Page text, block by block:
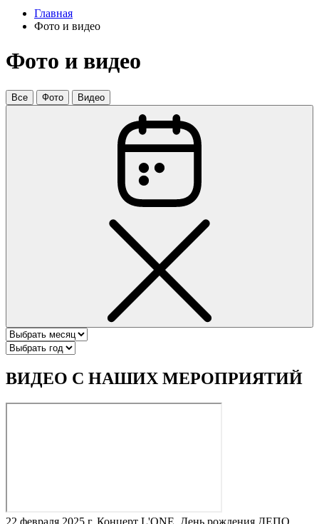
Главная
Фото и видео
Фото и видео
Все Фото Видео
ВИДЕО С НАШИХ МЕРОПРИЯТИЙ
22 февраля 2025 г. Концерт L'ONE, День рождения ДЕПО